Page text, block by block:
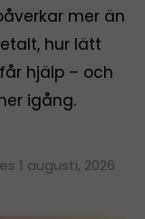
mer än
hur lätt
hjälp – och
igång.
1 augusti, 2026